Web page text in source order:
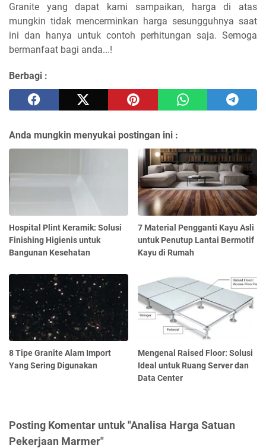
Granite yang dapat kami sampaikan, harga di atas
mungkin tidak mencerminkan harga sesungguhnya saat
ini dan hanya untuk contoh perhitungan saja. Semoga
bermanfaat bagi anda...!
Berbagi :
Anda mungkin menyukai postingan ini :
Hospital Plint Keramik: Solusi
Finishing Higienis untuk
Bangunan Kesehatan
7 Material Pengganti Kayu Asli
untuk Penutup Lantai Bermotif
Kayu di Rumah
8 Tipe Granite Alam Import
Yang Sering Digunakan
Mengenal Raised Floor: Solusi
Ideal untuk Ruang Server dan
Data Center
Posting Komentar untuk "Analisa Harga Satuan
Pekerjaan Marmer"